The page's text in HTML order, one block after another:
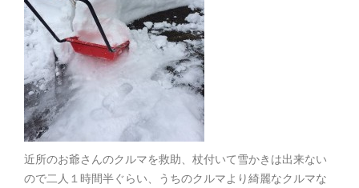
近所のお爺さんのクルマを救助、杖付いて雪かきは出来ない
ので二人１時間半ぐらい、うちのクルマより綺麗なクルマな